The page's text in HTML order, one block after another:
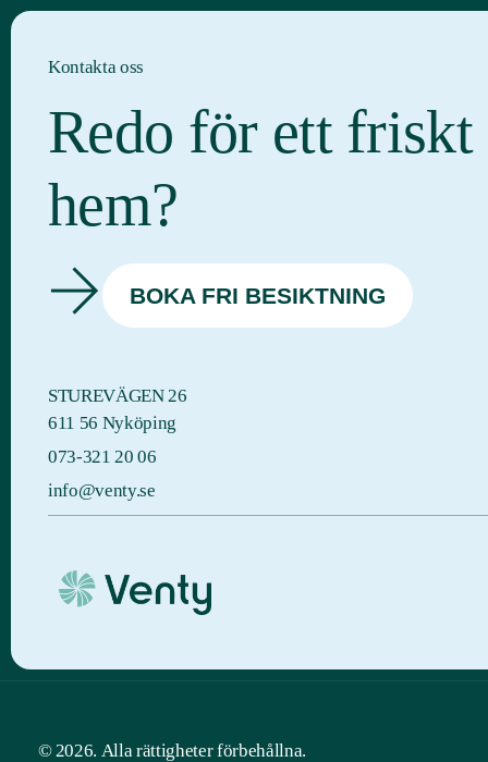
Kontakta oss
Redo för ett
hem?
BOKA FRI BESIKTNING
STUREVÄGEN 26
611 56 Nyköping
073-321 20 06
info@venty.se
© 2026. Alla rättigheter förbehållna.